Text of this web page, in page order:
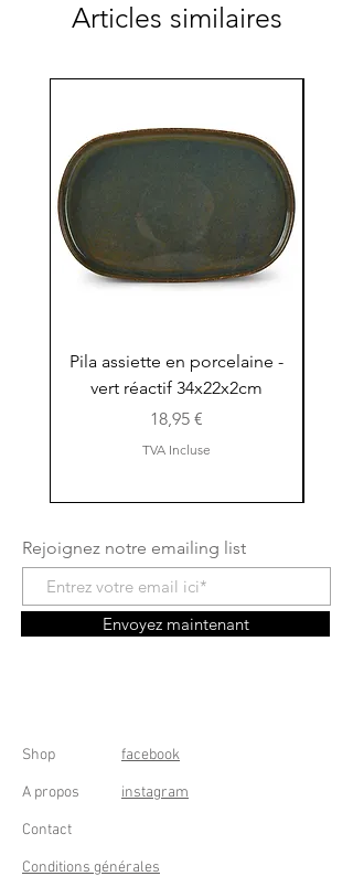
Articles similaires
Pila assiette en porcelaine -
vert réactif 34x22x2cm
Prix
18,95 €
TVA Incluse
Rejoignez notre emailing list
Envoyez maintenant
Shop
A propos
Contact
Conditions générales
facebook
instagram